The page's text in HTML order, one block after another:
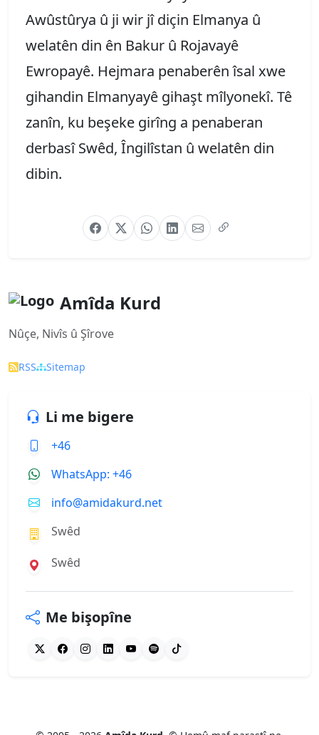
Awûstûrya û ji wir jî diçin Elmanya û
welatên din ên Bakur û Rojavayê
Ewropayê. Hejmara penaberên îsal xwe
gihandin Elmanyayê gihaşt mîlyonekî. Tê
zanîn, ku beşeke girîng a penaberan
derbasî Swêd, Îngilîstan û welatên din
dibin.
Amîda Kurd
Nûçe, Nivîs û Şîrove
RSS Sitemap
Li me bigere
+46
WhatsApp: +46
info@amidakurd.net
Swêd
Swêd
Me bişopîne